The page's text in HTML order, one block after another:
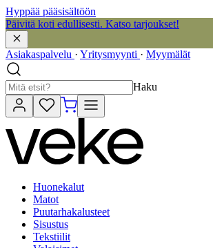
Hyppää pääsisältöön
Päivitä koti edullisesti. Katso tarjoukset!
Asiakaspalvelu · Yritysmyynti · Myymälät
Haku
Huonekalut
Matot
Puutarhakalusteet
Sisustus
Tekstiilit